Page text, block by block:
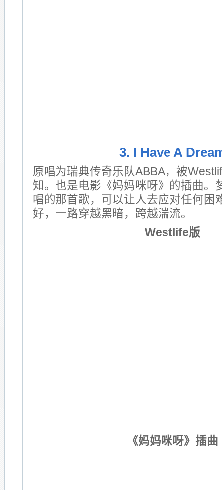
3. I Have A
原唱为瑞典传奇乐队ABBA，被
知。也是电影《妈妈咪呀》的插曲。
唱的那首歌，可以让人去应对任何困
好，一路穿越黑暗，跨越湍流。
Westlife版
《妈妈咪呀》插曲